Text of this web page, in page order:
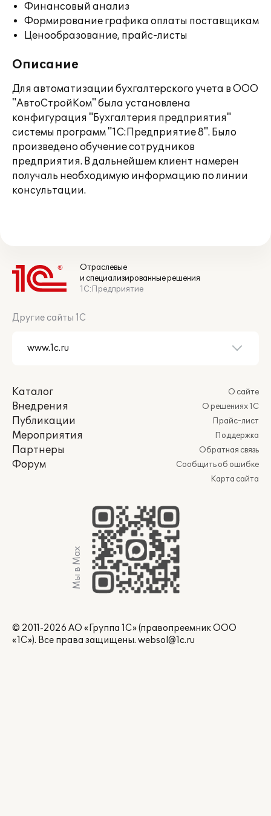
Финансовый анализ
Формирование графика оплаты поставщикам
Ценообразование, прайс-листы
Описание
Для автоматизации бухгалтерского учета в ООО
"АвтоСтройКом" была установлена
конфигурация "Бухгалтерия предприятия"
системы программ "1С:Предприятие 8". Было
произведено обучение сотрудников
предприятия. В дальнейшем клиент намерен
получаль необходимую информацию по линии
консультации.
Отраслевые
и специализированные решения
1С:Предприятие
Другие сайты 1С
Каталог
Внедрения
Публикации
Мероприятия
Партнеры
Форум
О сайте
О решениях 1С
Прайс-лист
Поддержка
Обратная связь
Сообщить об ошибке
Карта сайта
Мы в Max
© 2011-2026 АО «Группа 1С» (правопреемник ООО
«1С»). Все права защищены. websol@1c.ru